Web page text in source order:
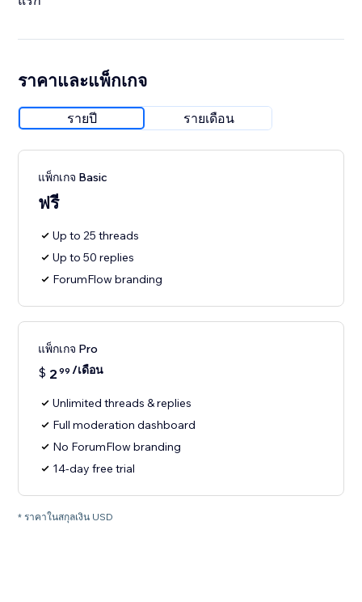
ราคาและแพ็กเกจ
รายปี รายเดือน
แพ็กเกจ Basic
ฟรี
Up to 25 threads
Up to 50 replies
ForumFlow branding
แพ็กเกจ Pro
$ 2 99 /เดือน
Unlimited threads & replies
Full moderation dashboard
No ForumFlow branding
14-day free trial
* ราคาในสกุลเงิน USD